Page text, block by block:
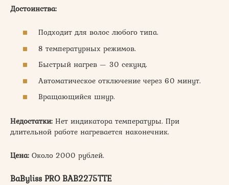
Достоинства:
Подходит для волос любого типа.
8 температурных режимов.
Быстрый нагрев — 30 секунд.
Автоматическое отключение через 60 минут.
Вращающийся шнур.
Недостатки: Нет индикатора температуры. При
длительной работе нагревается наконечник.
Цена: Около 2000 рублей.
BaByliss PRO BAB2275TTE